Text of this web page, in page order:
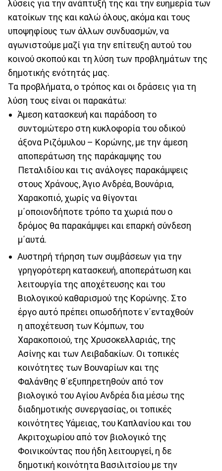
λύσεις για την ανάπτυξή της και την ευημερία των
κατοίκων της και καλώ όλους, ακόμα και τους
υποψηφίους των άλλων συνδυασμών, να
αγωνιστούμε μαζί για την επίτευξη αυτού του
κοινού σκοπού και τη λύση των προβλημάτων της
δημοτικής ενότητάς μας.
Τα προβλήματα, ο τρόπος και οι δράσεις για τη
λύση τους είναι οι παρακάτω:
Άμεση κατασκευή και παράδοση το
συντομώτερο στη κυκλοφορία του οδικού
άξονα Ριζόμυλου – Κορώνης, με την άμεση
αποπεράτωση της παράκαμψης του
Πεταλιδίου και τις ανάλογες παρακάμψεις
στους Χράνους, Άγιο Ανδρέα, Βουνάρια,
Χαρακοπιό, χωρίς να θίγονται
μ΄οποιονδήποτε τρόπο τα χωριά που ο
δρόμος θα παρακάμψει και επαρκή σύνδεση
μ΄αυτά.
Αυστηρή τήρηση των συμβάσεων για την
γρηγορότερη κατασκευή, αποπεράτωση και
λειτουργία της αποχέτευσης και του
Βιολογικού καθαρισμού της Κορώνης. Στο
έργο αυτό πρέπει οπωσδήποτε ν΄ενταχθούν
η αποχέτευση των Κόμπων, του
Χαρακοποιού, της Χρυσοκελλαριάς, της
Ασίνης και των Λειβαδακίων. Οι τοπικές
κοινότητες των Βουναρίων και της
Φαλάνθης θ΄εξυπηρετηθούν από τον
βιολογικό του Αγίου Ανδρέα δια μέσω της
διαδημοτικής συνεργασίας, οι τοπικές
κοινότητες Υάμειας, του Καπλανίου και του
Ακριτοχωρίου από τον βιολογικό της
Φοινικούντας που ήδη λειτουργεί, η δε
δημοτική κοινότητα Βασιλιτσίου με την